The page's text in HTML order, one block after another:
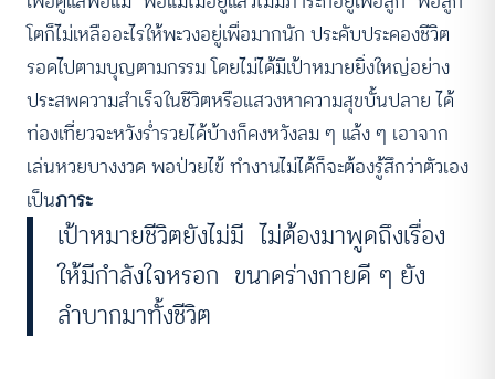
โตก็ไม่เหลืออะไรให้พะวงอยู่เพื่อมากนัก ประคับประคองชีวิต
รอดไปตามบุญตามกรรม โดยไม่ได้มีเป้าหมายยิ่งใหญ่อย่าง
ประสพความสำเร็จในชีวิตหรือแสวงหาความสุขบั้นปลาย ได้
ท่องเที่ยวจะหวังร่ำรวยได้บ้างก็คงหวังลม ๆ แล้ง ๆ เอาจาก
เล่นหวยบางงวด พอป่วยไข้ ทำงานไม่ได้ก็จะต้องรู้สึกว่าตัวเอง
เป็นภาระ
เป้าหมายชีวิตยังไม่มี ไม่ต้องมาพูดถึงเรื่อง
ให้มีกำลังใจหรอก ขนาดร่างกายดี ๆ ยัง
ลำบากมาทั้งชีวิต